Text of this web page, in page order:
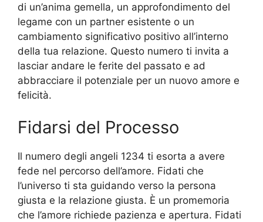
di un’anima gemella, un approfondimento del
legame con un partner esistente o un
cambiamento significativo positivo all’interno
della tua relazione. Questo numero ti invita a
lasciar andare le ferite del passato e ad
abbracciare il potenziale per un nuovo amore e
felicità.
Fidarsi del Processo
Il numero degli angeli 1234 ti esorta a avere
fede nel percorso dell’amore. Fidati che
l’universo ti sta guidando verso la persona
giusta e la relazione giusta. È un promemoria
che l’amore richiede pazienza e apertura. Fidati